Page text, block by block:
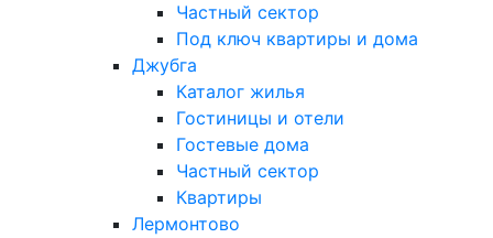
Частный сектор
Под ключ квартиры и дома
Джубга
Каталог жилья
Гостиницы и отели
Гостевые дома
Частный сектор
Квартиры
Лермонтово